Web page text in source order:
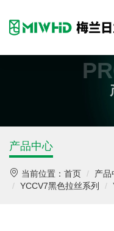
产品中心
当前位置： 首页 产品
YCCV7黑色拉丝系列